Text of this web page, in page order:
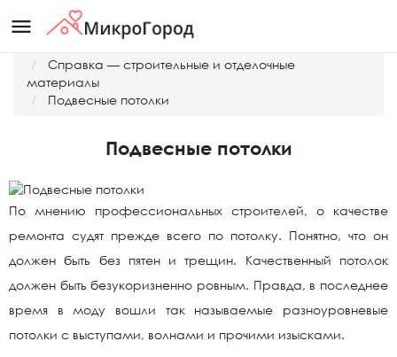
menu
Справка — строительные и отделочные
материалы
Подвесные потолки
Подвесные потолки
По мнению профессиональных строителей, о качестве
ремонта судят прежде всего по потолку. Понятно, что он
должен быть без пятен и трещин. Качественный потолок
должен быть безукоризненно ровным. Правда, в последнее
время в моду вошли так называемые разноуровневые
потолки с выступами, волнами и прочими изысками.